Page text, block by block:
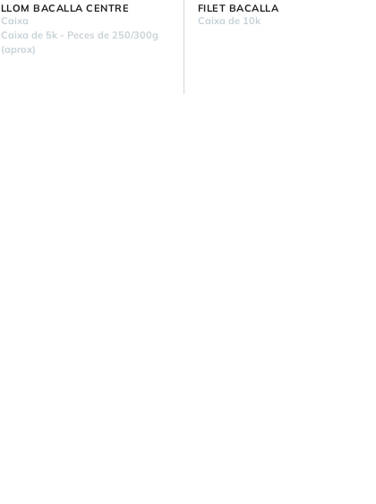
LLOM BACALLA CENTRE
Caixa
Caixa de 5k - Peces de 250/300g
(aprox)
FILET BACALLA
Caixa de 10k